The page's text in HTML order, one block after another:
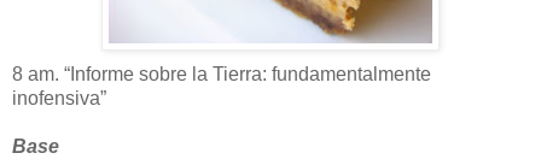
8 am. “Informe sobre la Tierra: fundamentalmente
inofensiva”
Base